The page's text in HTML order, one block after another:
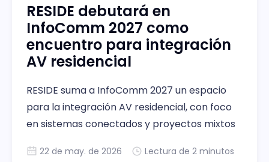
RESIDE debutará en
InfoComm 2027 como
encuentro para integración
AV residencial
RESIDE suma a InfoComm 2027 un espacio
para la integración AV residencial, con foco
en sistemas conectados y proyectos mixtos
22 de may. de 2026 Lectura de 2 minutos